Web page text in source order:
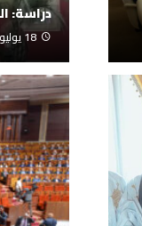
دراسة:
18 يوليوز، 2026